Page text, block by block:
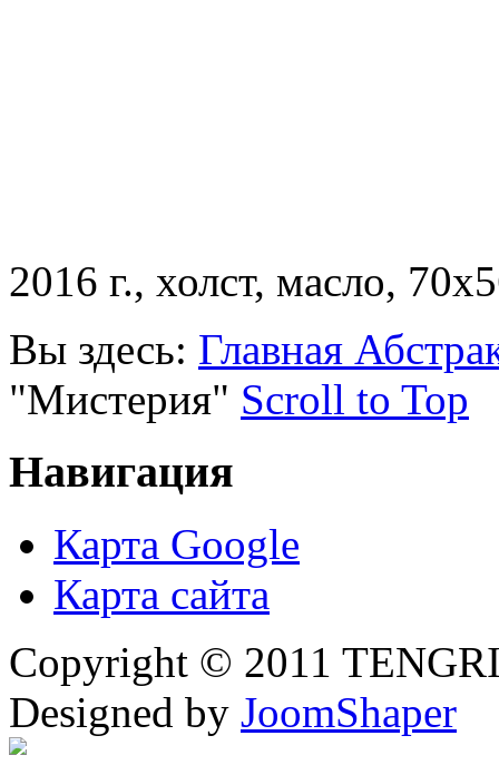
2016 г., холст, масло,
Вы здесь: Главная
"Мистерия" Scroll to Top
Навигация
Карта Google
Карта сайта
Copyright © 2011
Designed by JoomShaper